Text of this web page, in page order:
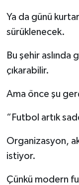
Ya da günü
sürüklenecek.
Bu şehir aslında
çıkarabilir.
Ama önce şu
“Futbol artık
Organizasyon,
istiyor.
Çünkü modern